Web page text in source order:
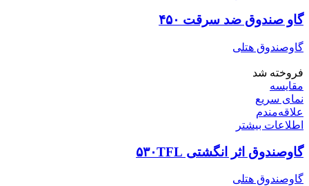
گاو صندوق ضد سرقت ۴۵۰
گاوصندوق هتلی
فروخته شد
مقایسه
نمای سریع
علاقه‌مندم
اطلاعات بیشتر
گاوصندوق اثر انگشتی ۵۳۰TFL
گاوصندوق هتلی